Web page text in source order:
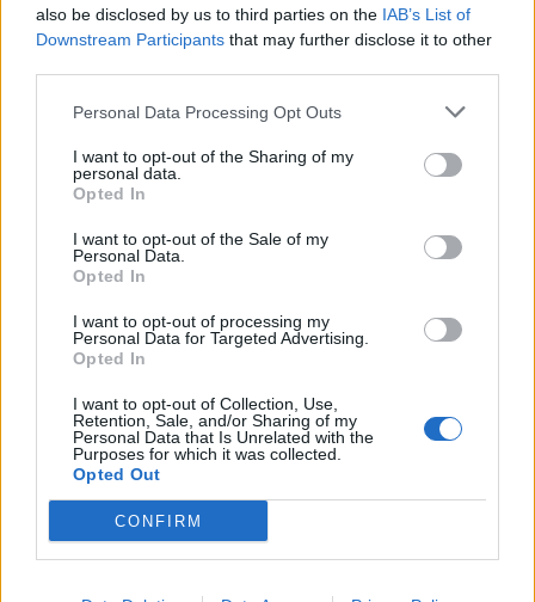
also be disclosed by us to third parties on the IAB’s List of
Downstream Participants that may further disclose it to other
Personal Data Processing Opt Outs
I want to opt-out of the Sharing of my
personal data.
Opted In
I want to opt-out of the Sale of my
Personal Data.
Opted In
I want to opt-out of processing my
Personal Data for Targeted Advertising.
Opted In
I want to opt-out of Collection, Use,
Retention, Sale, and/or Sharing of my
Personal Data that Is Unrelated with the
Purposes for which it was collected.
Opted Out
CONFIRM
09:13
Μακελειό σε σχολείο στην Ταϊλάνδη: Στους 7 οι νεκροί
ΗΠΑ: Ένας νεκρός από τις πυρκαγιές στην Καλιφόρνια
09:00
Η νέα εποχή της επιχειρηματικής χρηματοδότησης και η
ΣΧΕΤΙΚA AΡΘΡΑ
Εξιχνιάστηκαν δύο εμπρησμοί στο Ρέθυμνο -
Εξιχνιάστηκαν δύο εμπρησμοί
Εξιχνιάστηκαν δύο εμπρησμοί
βάρος δύο ανδρών